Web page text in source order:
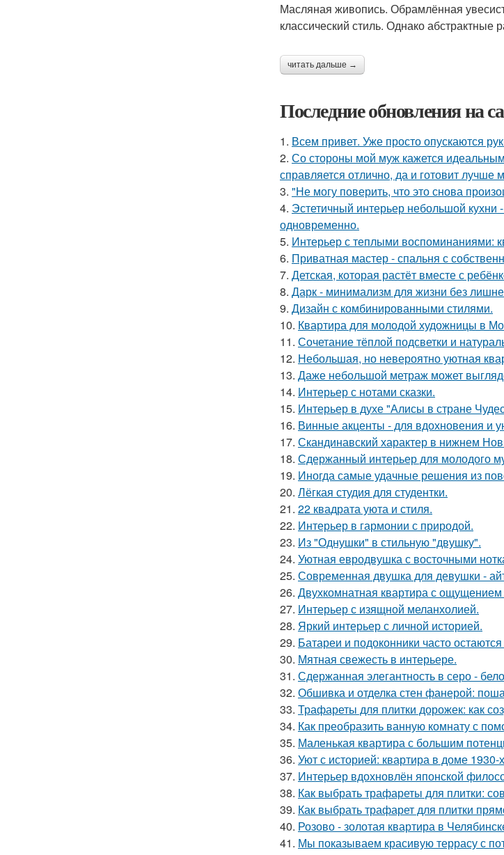
Масляная живопись. Обрамлённая
классический стиль. Однако абстрактные
читать дальше →
Последние обновления на
1. Всем привет. Уже просто опускаются
2. Со стороны мой муж кажется
справляется отлично, да и готовит лучше
3. "Не могу поверить, что это снова
4. Эстетичный интерьер небольшой кухни
одновременно.
5. Интерьер с теплыми воспоминаниями:
6. Приватная мастер - спальня с
7. Детская, которая растёт вместе с
8. Дарк - минимализм для жизни без
9. Дизайн с комбинированными стилями.
10. Квартира для молодой художницы в
11. Сочетание тёплой подсветки и
12. Небольшая, но невероятно уютная
13. Даже небольшой метраж может
14. Интерьер с нотами сказки.
15. Интерьер в духе "Алисы в стране
16. Винные акценты - для вдохновения и
17. Скандинавский характер в нижнем
18. Сдержанный интерьер для молодого
19. Иногда самые удачные решения из
20. Лёгкая студия для студентки.
21. 22 квадрата уюта и стиля.
22. Интерьер в гармонии с природой.
23. Из "Однушки" в стильную "двушку".
24. Уютная евродвушка с восточными
25. Современная двушка для девушки -
26. Двухкомнатная квартира с
27. Интерьер с изящной меланхолией.
28. Яркий интерьер с личной историей.
29. Батареи и подоконники часто
30. Мятная свежесть в интерьере.
31. Сдержанная элегантность в серо -
32. Обшивка и отделка стен фанерой:
33. Трафареты для плитки дорожек: как
34. Как преобразить ванную комнату с
35. Маленькая квартира с большим
36. Уют с историей: квартира в доме 1930-
37. Интерьер вдохновлён японской
38. Как выбрать трафареты для плитки:
39. Как выбрать трафарет для плитки
40. Розово - золотая квартира в
41. Мы показываем красивую террасу с